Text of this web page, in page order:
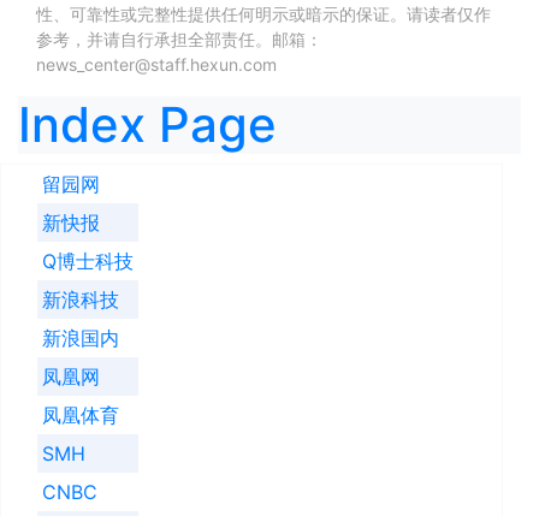
性、可靠性或完整性提供任何明示或暗示的保证。请读者仅作
参考，并请自行承担全部责任。邮箱：
news_center@staff.hexun.com
Index Page
留园网
新快报
Q博士科技
新浪科技
新浪国内
凤凰网
凤凰体育
SMH
CNBC